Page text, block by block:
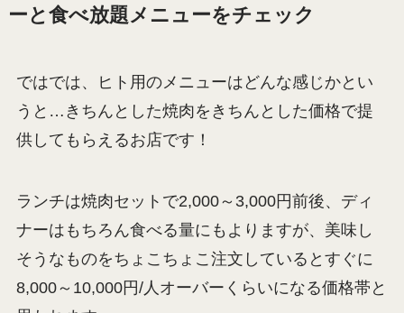
ーと食べ放題メニューをチェック
ではでは、ヒト用のメニューはどんな感じかとい
うと…きちんとした焼肉をきちんとした価格で提
供してもらえるお店です！
ランチは焼肉セットで2,000～3,000円前後、ディ
ナーはもちろん食べる量にもよりますが、美味し
そうなものをちょこちょこ注文しているとすぐに
8,000～10,000円/人オーバーくらいになる価格帯と